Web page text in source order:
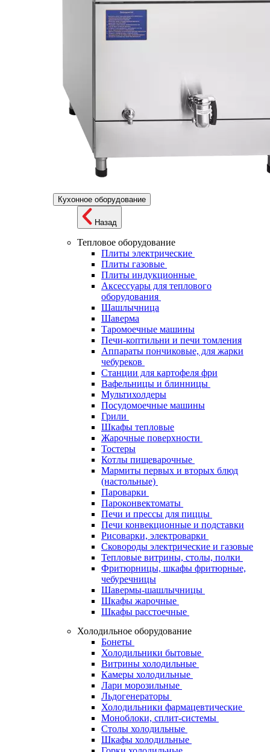
Кухонное оборудование
Назад
Тепловое оборудование
Плиты электрические
Плиты газовые
Плиты индукционные
Аксессуары для теплового
оборудования
Шашлычница
Шаверма
Таромоечные машины
Печи-коптильни и печи томления
Аппараты пончиковые, для жарки
чебуреков
Станции для картофеля фри
Вафельницы и блинницы
Мультихолдеры
Посудомоечные машины
Грили
Шкафы тепловые
Жарочные поверхности
Тостеры
Котлы пищеварочные
Мармиты первых и вторых блюд
(настольные)
Пароварки
Пароконвектоматы
Печи и прессы для пиццы
Печи конвекционные и подставки
Рисоварки, электроварки
Сковороды электрические и газовые
Тепловые витрины, столы, полки
Фритюрницы, шкафы фритюрные,
чебуречницы
Шавермы-шашлычницы
Шкафы жарочные
Шкафы расстоечные
Холодильное оборудование
Бонеты
Холодильники бытовые
Витрины холодильные
Камеры холодильные
Лари морозильные
Льдогенераторы
Холодильники фармацевтические
Моноблоки, сплит-системы
Столы холодильные
Шкафы холодильные